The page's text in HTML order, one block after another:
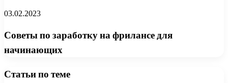
03.02.2023
Советы по заработку на фрилансе для
начинающих
Статьи по теме